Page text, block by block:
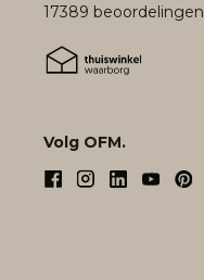
17389 beoordelingen
Volg OFM.